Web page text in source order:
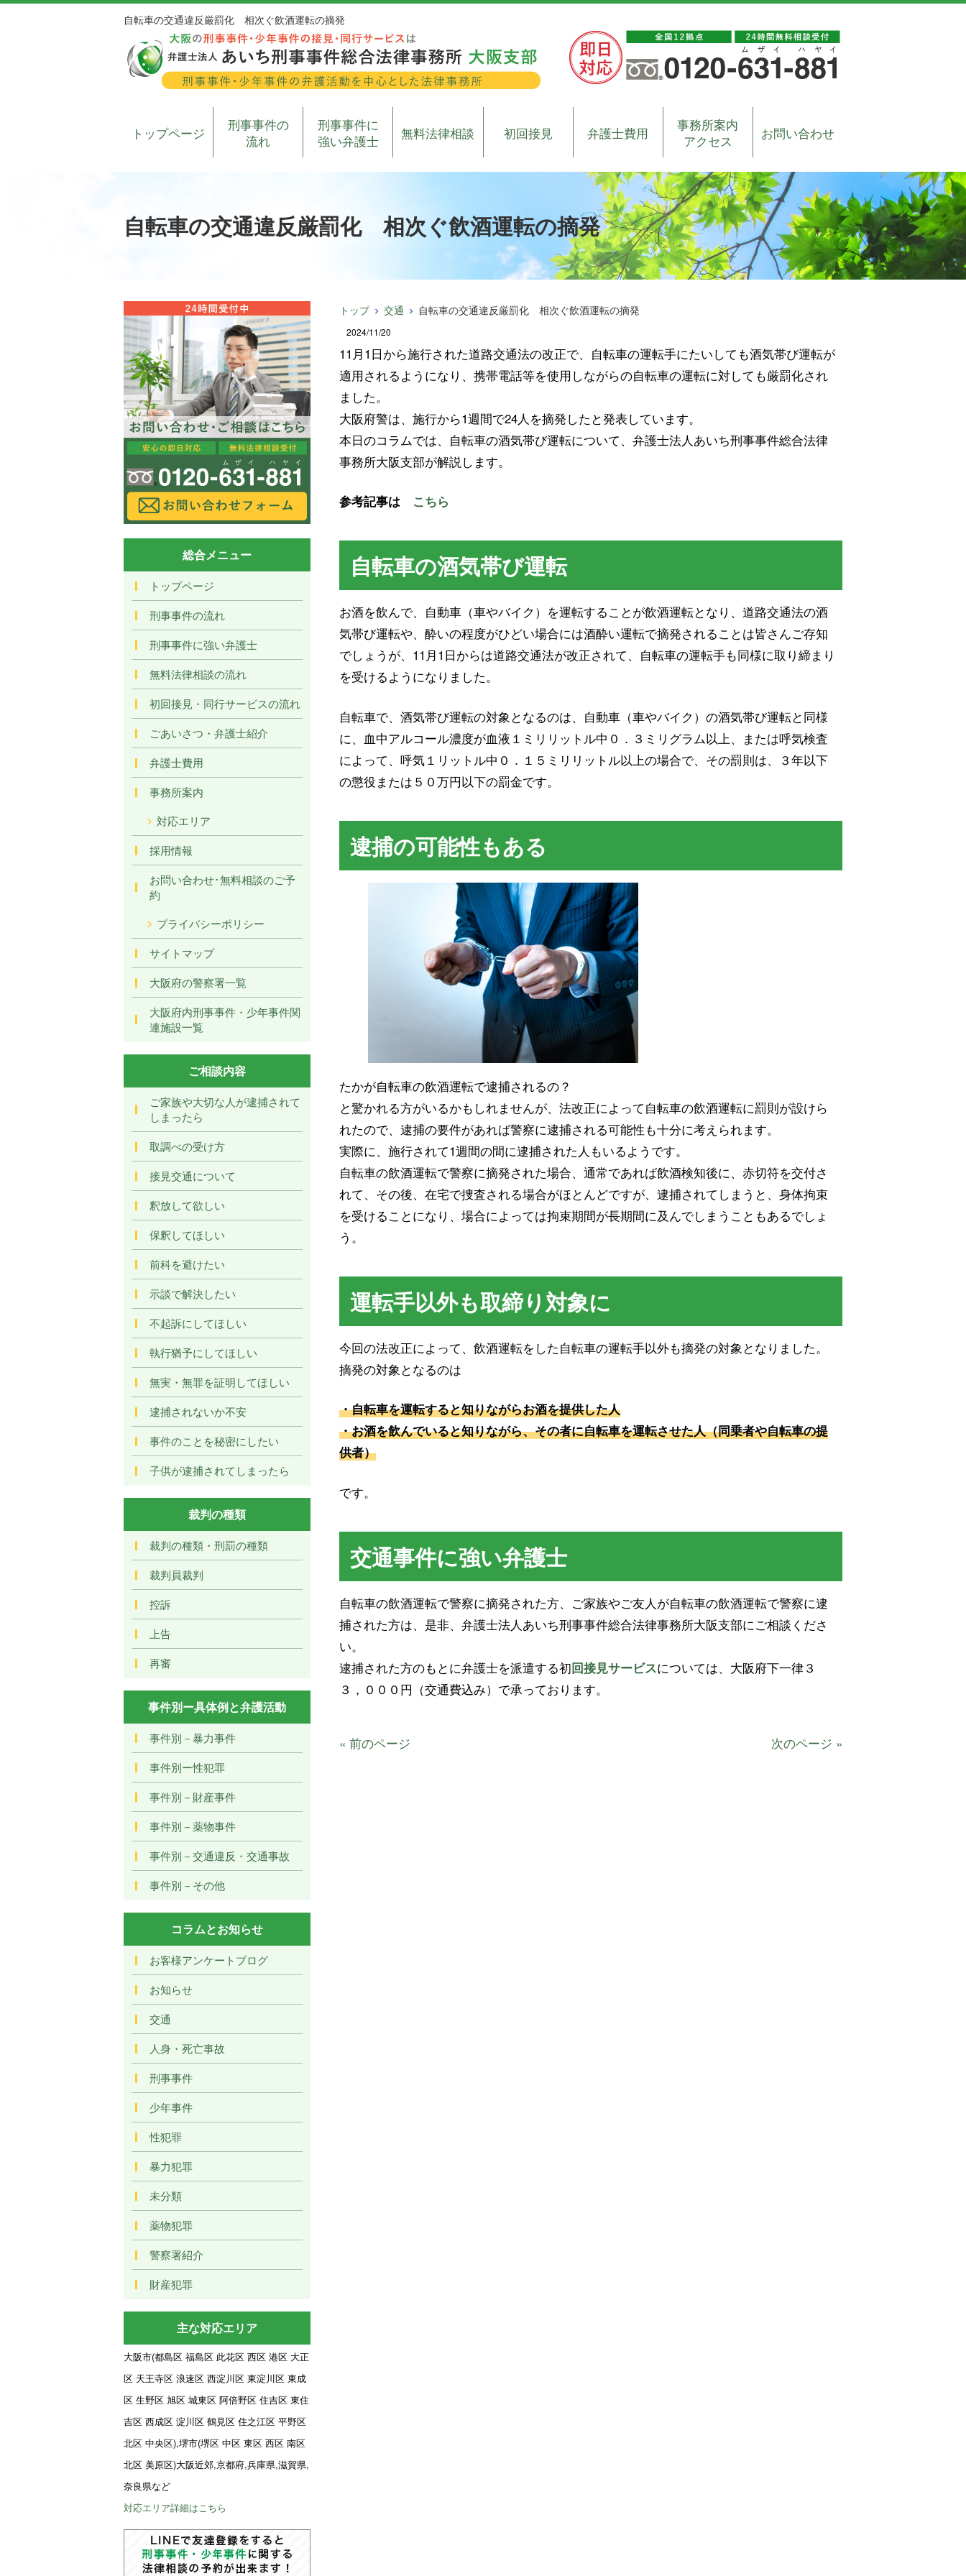
自転車の交通違反厳罰化 相次ぐ飲酒運転の摘発
トップページ
刑事事件の
流れ
刑事事件に
強い弁護士
無料法律相談 初回接見 弁護士費用
事務所案内
アクセス
お問い合わせ
自転車の交通違反厳罰化 相次ぐ飲酒運転の摘発
トップ 交通 自転車の交通違反厳罰化 相次ぐ飲酒運転の摘発
2024/11/20
11月1日から施行された道路交通法の改正で、自転車の運転手にたいしても酒気帯び運転が
適用されるようになり、携帯電話等を使用しながらの自転車の運転に対しても厳罰化され
ました。
大阪府警は、施行から1週間で24人を摘発したと発表しています。
本日のコラムでは、自転車の酒気帯び運転について、弁護士法人あいち刑事事件総合法律
事務所大阪支部が解説します。
参考記事は こちら
自転車の酒気帯び運転
お酒を飲んで、自動車（車やバイク）を運転することが飲酒運転となり、道路交通法の酒
気帯び運転や、酔いの程度がひどい場合には酒酔い運転で摘発されることは皆さんご存知
でしょうが、11月1日からは道路交通法が改正されて、自転車の運転手も同様に取り締まり
を受けるようになりました。
自転車で、酒気帯び運転の対象となるのは、自動車（車やバイク）の酒気帯び運転と同様
に、血中アルコール濃度が血液１ミリリットル中０．３ミリグラム以上、または呼気検査
によって、呼気１リットル中０．１５ミリリットル以上の場合で、その罰則は、３年以下
の懲役または５０万円以下の罰金です。
逮捕の可能性もある
たかが自転車の飲酒運転で逮捕されるの？
と驚かれる方がいるかもしれませんが、法改正によって自転車の飲酒運転に罰則が設けら
れたので、逮捕の要件があれば警察に逮捕される可能性も十分に考えられます。
実際に、施行されて1週間の間に逮捕された人もいるようです。
自転車の飲酒運転で警察に摘発された場合、通常であれば飲酒検知後に、赤切符を交付さ
れて、その後、在宅で捜査される場合がほとんどですが、逮捕されてしまうと、身体拘束
を受けることになり、場合によっては拘束期間が長期間に及んでしまうこともあるでしょ
う。
運転手以外も取締り対象に
今回の法改正によって、飲酒運転をした自転車の運転手以外も摘発の対象となりました。
摘発の対象となるのは
・自転車を運転すると知りながらお酒を提供した人
・お酒を飲んでいると知りながら、その者に自転車を運転させた人（同乗者や自転車の提
供者）
です。
交通事件に強い弁護士
自転車の飲酒運転で警察に摘発された方、ご家族やご友人が自転車の飲酒運転で警察に逮
捕された方は、是非、弁護士法人あいち刑事事件総合法律事務所大阪支部にご相談くださ
い。
逮捕された方のもとに弁護士を派遣する初回接見サービスについては、大阪府下一律３
３，０００円（交通費込み）で承っております。
« 前のページ 次のページ »
総合メニュー
トップページ
刑事事件の流れ
刑事事件に強い弁護士
無料法律相談の流れ
初回接見・同行サービスの流れ
ごあいさつ・弁護士紹介
弁護士費用
事務所案内
対応エリア
採用情報
お問い合わせ･無料相談のご予
約
プライバシーポリシー
サイトマップ
大阪府の警察署一覧
大阪府内刑事事件・少年事件関
連施設一覧
ご相談内容
ご家族や大切な人が逮捕されて
しまったら
取調べの受け方
接見交通について
釈放して欲しい
保釈してほしい
前科を避けたい
示談で解決したい
不起訴にしてほしい
執行猶予にしてほしい
無実・無罪を証明してほしい
逮捕されないか不安
事件のことを秘密にしたい
子供が逮捕されてしまったら
裁判の種類
裁判の種類・刑罰の種類
裁判員裁判
控訴
上告
再審
事件別ー具体例と弁護活動
事件別－暴力事件
事件別ー性犯罪
事件別－財産事件
事件別－薬物事件
事件別－交通違反・交通事故
事件別－その他
コラムとお知らせ
お客様アンケートブログ
お知らせ
交通
人身・死亡事故
刑事事件
少年事件
性犯罪
暴力犯罪
未分類
薬物犯罪
警察署紹介
財産犯罪
主な対応エリア
大阪市(都島区 福島区 此花区 西区 港区 大正
区 天王寺区 浪速区 西淀川区 東淀川区 東成
区 生野区 旭区 城東区 阿倍野区 住吉区 東住
吉区 西成区 淀川区 鶴見区 住之江区 平野区
北区 中央区),堺市(堺区 中区 東区 西区 南区
北区 美原区)大阪近郊,京都府,兵庫県,滋賀県,
奈良県など
対応エリア詳細はこちら